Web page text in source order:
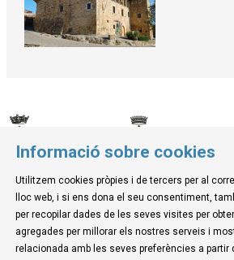
© Museu de la Mediterrània
C. d'Ullà, 27-31 | 17257 Torroella de Montgrí
Tel. 972 755 180 a/e:
Informació sobre cookies
Utilitzem cookies pròpies i de tercers per al
lloc web, i si ens dona el seu consentiment,
per recopilar dades de les seves visites per
agregades per millorar els nostres serveis i
relacionada amb les seves preferències a partir